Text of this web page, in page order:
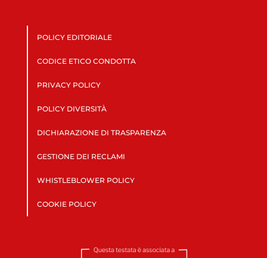
POLICY EDITORIALE
CODICE ETICO CONDOTTA
PRIVACY POLICY
POLICY DIVERSITÀ
DICHIARAZIONE DI TRASPARENZA
GESTIONE DEI RECLAMI
WHISTLEBLOWER POLICY
COOKIE POLICY